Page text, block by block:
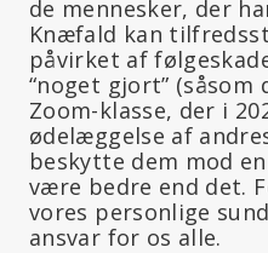
de mennesker, der
Knæfald kan
påvirket af
“noget gjort” (såsom
Zoom-klasse, der i
ødelæggelse af
beskytte dem mod
være bedre end det.
vores personlige
ansvar for os alle.